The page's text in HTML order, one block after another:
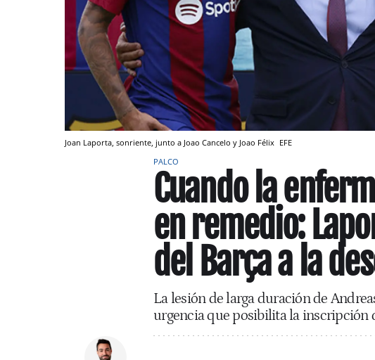
Joan Laporta, sonriente, junto a Joao Cancelo y Joao Félix EFE
PALCO
Cuando la
en remedio:
del Barça a la
La lesión de larga duración de
urgencia que posibilita la